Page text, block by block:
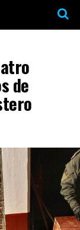
de